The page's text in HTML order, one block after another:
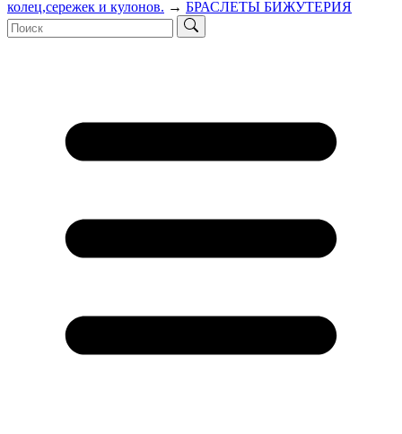
колец,сережек и кулонов. → БРАСЛЕТЫ БИЖУТЕРИЯ